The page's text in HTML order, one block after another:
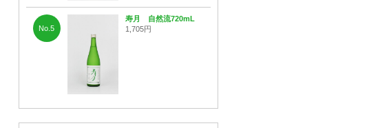
No.5
寿月 自然流720mL
1,705円